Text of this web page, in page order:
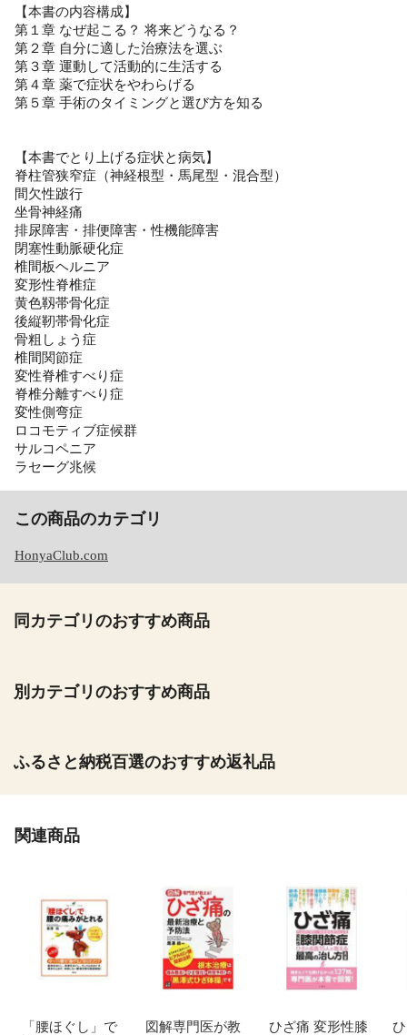
【本書の内容構成】
第１章 なぜ起こる？ 将来どうなる？
第２章 自分に適した治療法を選ぶ
第３章 運動して活動的に生活する
第４章 薬で症状をやわらげる
第５章 手術のタイミングと選び方を知る
【本書でとり上げる症状と病気】
脊柱管狭窄症（神経根型・馬尾型・混合型）
間欠性跛行
坐骨神経痛
排尿障害・排便障害・性機能障害
閉塞性動脈硬化症
椎間板ヘルニア
変形性脊椎症
黄色靱帯骨化症
後縦靭帯骨化症
骨粗しょう症
椎間関節症
変性脊椎すべり症
脊椎分離すべり症
変性側弯症
ロコモティブ症候群
サルコペニア
ラセーグ兆候
この商品のカテゴリ
HonyaClub.com
同カテゴリのおすすめ商品
別カテゴリのおすすめ商品
ふるさと納税百選のおすすめ返礼品
関連商品
「腰ほぐし」で
図解専門医が教
ひざ痛 変形性膝